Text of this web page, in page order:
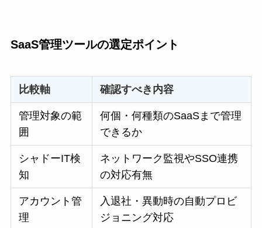
SaaS管理ツールの選定ポイント
比較軸 確認すべき内容
管理対象の範
囲
何個・何種類のSaaSまで管理
できるか
シャドーIT検
知
ネットワーク監視やSSO連携
の対応有無
アカウント管
理
入退社・異動時の自動プロビ
ジョニング対応